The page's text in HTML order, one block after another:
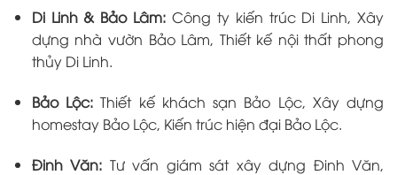
Di Linh & Bảo Lâm: Công ty kiến trúc Di Linh, Xây
dựng nhà vườn Bảo Lâm, Thiết kế nội thất phong
thủy Di Linh.
Bảo Lộc: Thiết kế khách sạn Bảo Lộc, Xây dựng
homestay Bảo Lộc, Kiến trúc hiện đại Bảo Lộc.
Đinh Văn: Tư vấn giám sát xây dựng Đinh Văn,